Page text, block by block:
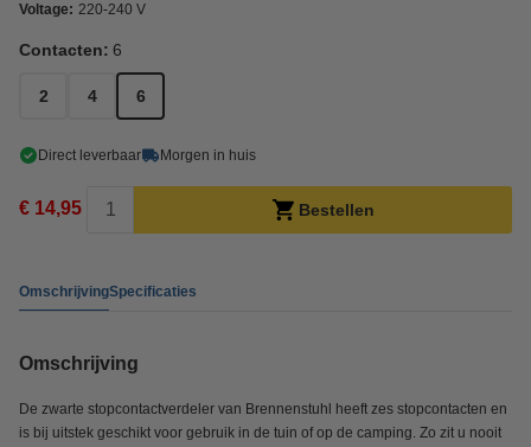
Voltage: 220-240 V
Contacten: 6
2 4 6
Direct leverbaar Morgen in huis
€ 14,95 Bestellen
OmschrijvingSpecificaties
Omschrijving
De zwarte stopcontactverdeler van Brennenstuhl heeft zes stopcontacten en
is bij uitstek geschikt voor gebruik in de tuin of op de camping. Zo zit u nooit